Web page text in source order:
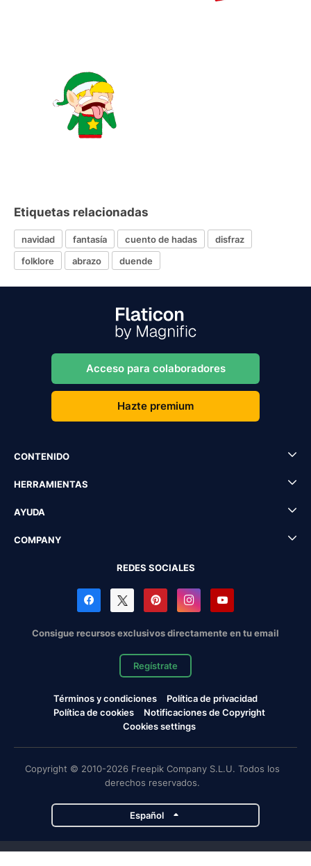
Etiquetas relacionadas
navidad fantasía cuento de hadas
disfraz
folklore
abrazo duende
Acceso para colaboradores
Hazte premium
CONTENIDO
HERRAMIENTAS
AYUDA
COMPANY
REDES SOCIALES
Consigue recursos exclusivos directamente en tu email
Regístrate
Términos y condiciones
Política de privacidad
Política de cookies
Notificaciones de Copyright
Cookies settings
Copyright © 2010-2026 Freepik Company S.L.U. Todos los
derechos reservados.
Español